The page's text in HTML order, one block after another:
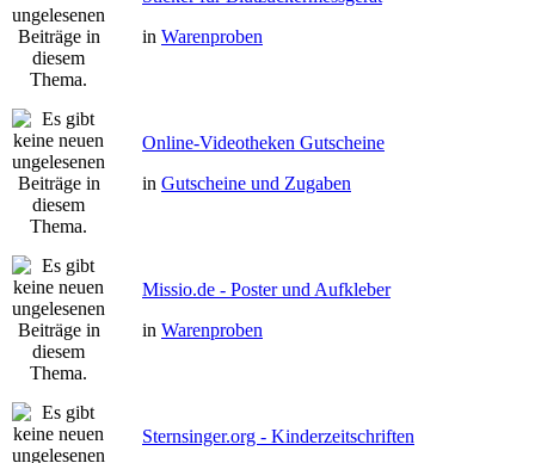
in Warenproben
Online-Videotheken Gutscheine
in Gutscheine und Zugaben
Missio.de - Poster und Aufkleber
in Warenproben
Sternsinger.org - Kinderzeitschriften